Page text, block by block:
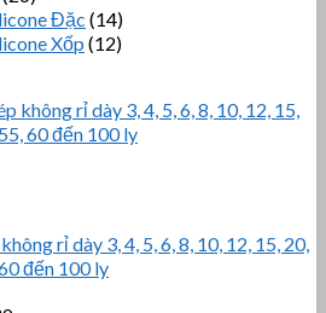
Đặc (14)
Xốp (12)
rỉ dày 3, 4, 5, 6, 8, 10, 12, 15, 20,
đến 100 ly